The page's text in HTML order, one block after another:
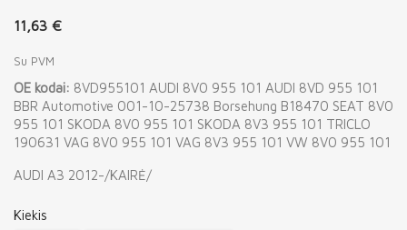
11,63 €
Su PVM
OE kodai: 8VD955101 AUDI 8V0 955 101 AUDI 8VD 955 101
BBR Automotive 001-10-25738 Borsehung B18470 SEAT 8V0
955 101 SKODA 8V0 955 101 SKODA 8V3 955 101 TRICLO
190631 VAG 8V0 955 101 VAG 8V3 955 101 VW 8V0 955 101
AUDI A3 2012-/KAIRĖ/
Kiekis